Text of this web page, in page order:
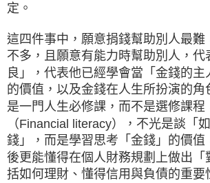
定。
這四件事中，願意捐錢幫助別人最難
不多，且願意有能力時幫助別人，代
良」，代表他已經學會當「金錢的
的價值，以及金錢在人生所扮演的角
是一門人生必修課，而不是選修課程
（Financial literacy），不光是談「
錢」，而是學習思考「金錢」的價值
後更能懂得在個人財務規劃上做出「
括如何理財、懂得信用與負債的重要